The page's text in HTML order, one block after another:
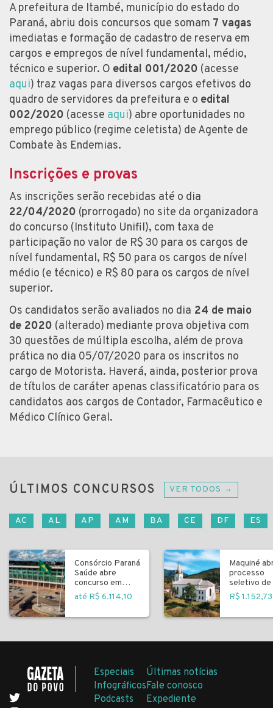
A prefeitura de Itambé, município do estado do
Paraná, abriu dois concursos que somam 7 vagas
imediatas e formação de cadastro de reserva em
cargos e empregos de nível fundamental, médio,
técnico e superior. O edital 001/2020 (acesse
aqui) traz vagas para diversos cargos efetivos do
quadro de servidores da prefeitura e o edital
002/2020 (acesse aqui) abre oportunidades no
emprego público (regime celetista) de Agente de
Combate às Endemias.
Inscrições e provas
As inscrições serão recebidas até o dia
22/04/2020 (prorrogado) no site da organizadora
do concurso (Instituto Unifil), com taxa de
participação no valor de R$ 30 para os cargos de
nível fundamental, R$ 50 para os cargos de nível
médio (e técnico) e R$ 80 para os cargos de nível
superior.
Os candidatos serão avaliados no dia 24 de maio
de 2020 (alterado) mediante prova objetiva com
30 questões de múltipla escolha, além de prova
prática no dia 05/07/2020 para os inscritos no
cargo de Motorista. Haverá, ainda, posterior prova
de títulos de caráter apenas classificatório para os
candidatos aos cargos de Contador, Farmacêutico e
Médico Clínico Geral.
ÚLTIMOS CONCURSOS VER TODOS →
AC AL AP AM BA CE DF ES
Consórcio Paraná
Saúde abre
concurso em
Curitiba
até R$ 6.114,10
Maquiné
processo
seletivo de
R$ 1.152,73
Especiais
Infográficos
Podcasts
Últimas notícias
Fale conosco
Expediente